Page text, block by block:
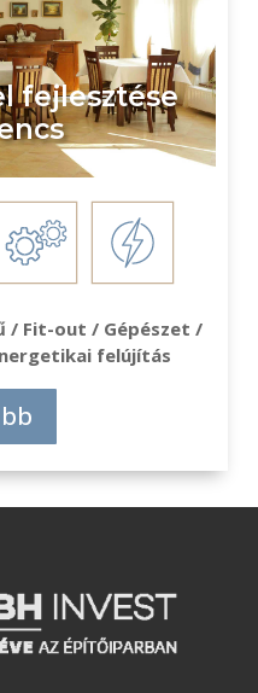
fejlesztése
/ Fit-out / Gépészet /
felújítás